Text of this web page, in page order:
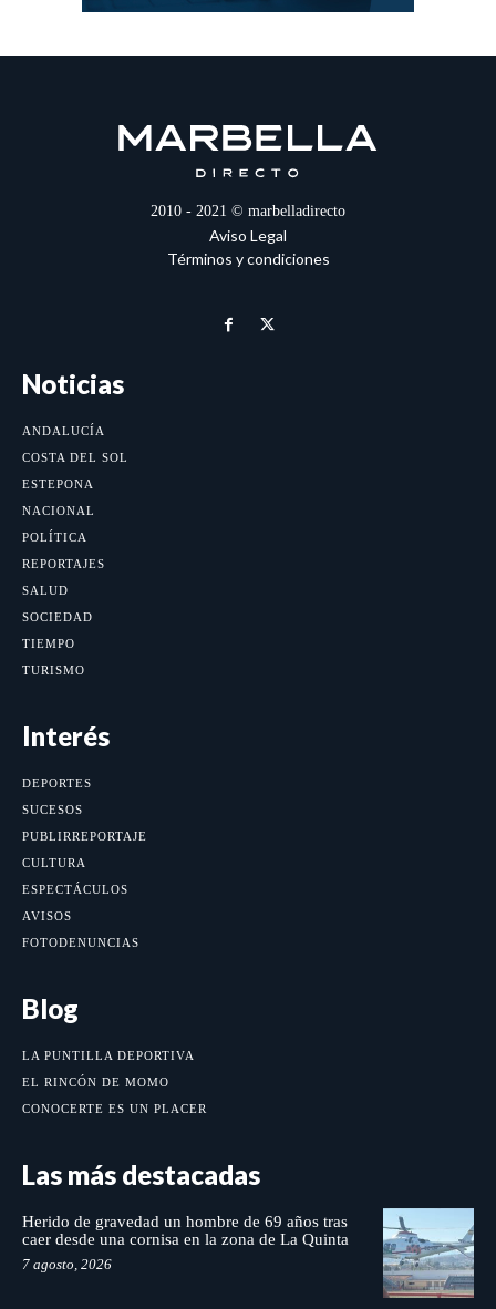
2010 - 2021 © marbelladirecto
Aviso Legal
Términos y condiciones
Noticias
ANDALUCÍA
COSTA DEL SOL
ESTEPONA
NACIONAL
POLÍTICA
REPORTAJES
SALUD
SOCIEDAD
TIEMPO
TURISMO
Interés
DEPORTES
SUCESOS
PUBLIRREPORTAJE
CULTURA
ESPECTÁCULOS
AVISOS
FOTODENUNCIAS
Blog
LA PUNTILLA DEPORTIVA
EL RINCÓN DE MOMO
CONOCERTE ES UN PLACER
Las más destacadas
Herido de gravedad un hombre de 69 años tras
caer desde una cornisa en la zona de La Quinta
7 agosto, 2026